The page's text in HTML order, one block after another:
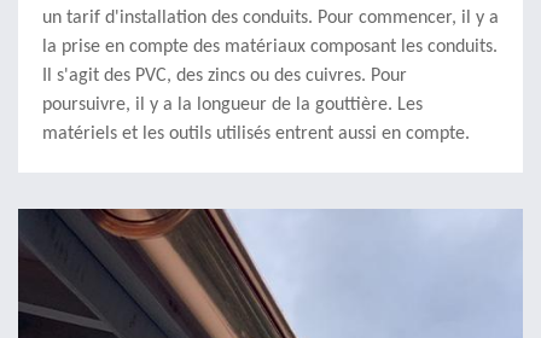
un tarif d'installation des conduits. Pour commencer, il y a
la prise en compte des matériaux composant les conduits.
Il s'agit des PVC, des zincs ou des cuivres. Pour
poursuivre, il y a la longueur de la gouttière. Les
matériels et les outils utilisés entrent aussi en compte.